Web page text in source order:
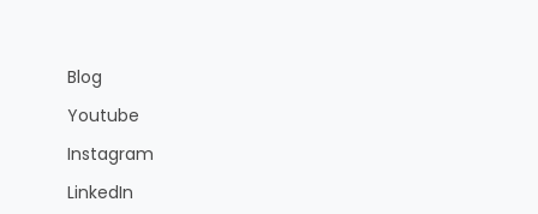
Blog
Youtube
Instagram
LinkedIn